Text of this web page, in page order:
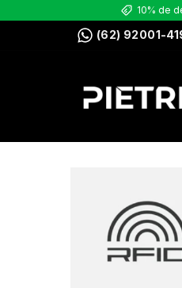
10% de
(62) 92001-